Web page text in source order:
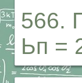
566.
Ьп =